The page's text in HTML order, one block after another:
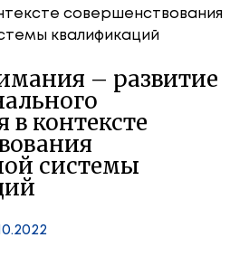
совершенствования
квалификаций
– развитие
в контексте
системы